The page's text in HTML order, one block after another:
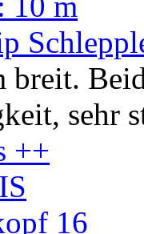
breit.
sehr
++